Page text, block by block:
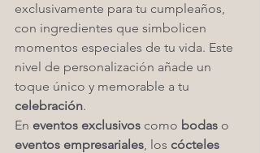
exclusivamente para tu cumpleaños,
con ingredientes que simbolicen
momentos especiales de tu vida. Este
nivel de personalización añade un
toque único y memorable a tu
celebración.
En eventos exclusivos como bodas o
eventos empresariales, los cócteles